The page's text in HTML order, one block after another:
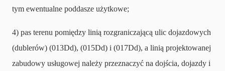
tym ewentualne poddasze użytkowe;
4) pas terenu pomiędzy linią rozgraniczającą ulic dojazdowych
(dublerów) (013Dd), (015Dd) i (017Dd), a linią projektowanej
zabudowy usługowej należy przeznaczyć na dojścia, dojazdy i